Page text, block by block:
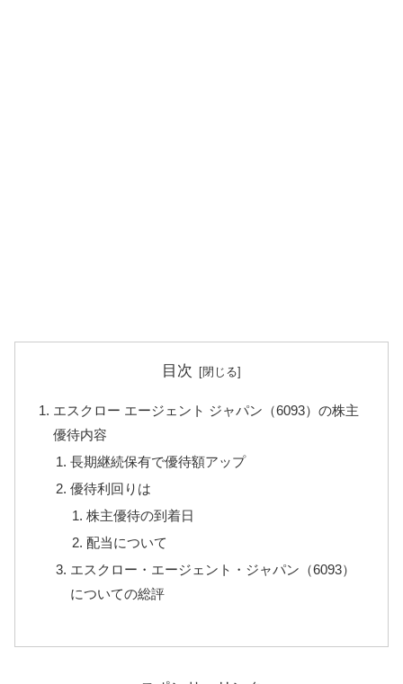
目次
エスクロー エージェント ジャパン（6093）の株主
優待内容
長期継続保有で優待額アップ
優待利回りは
株主優待の到着日
配当について
エスクロー・エージェント・ジャパン（6093）
についての総評